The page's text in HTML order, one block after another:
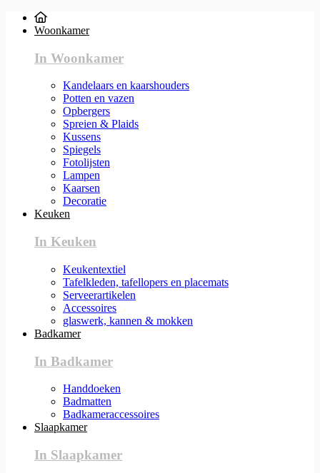
Woonkamer
In Woonkamer
Kandelaars en kaarshouders
Potten en vazen
Opbergers
Spreien & Plaids
Kussens
Spiegels
Fotolijsten
Lampen
Kaarsen
Decoratie
Keuken
In Keuken
Keukentextiel
Tafelkleden, tafellopers en placemats
Serveerartikelen
Accessoires
glaswerk, kannen & mokken
Badkamer
In Badkamer
Handdoeken
Badmatten
Badkameraccessoires
Slaapkamer
In Slaapkamer